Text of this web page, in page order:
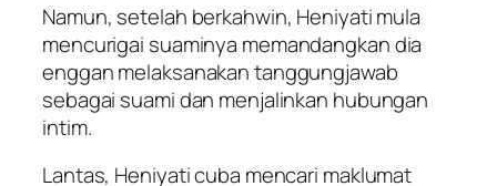
Namun, setelah berkahwin, Heniyati mula
mencurigai suaminya memandangkan dia
enggan melaksanakan tanggungjawab
sebagai suami dan menjalinkan hubungan
intim.
Lantas, Heniyati cuba mencari maklumat